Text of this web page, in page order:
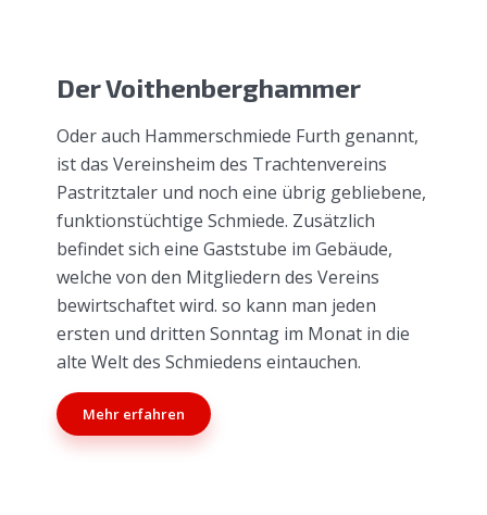
Der Voithenberghammer
Oder auch Hammerschmiede Furth genannt,
ist das Vereinsheim des Trachtenvereins
Pastritztaler und noch eine übrig gebliebene,
funktionstüchtige Schmiede. Zusätzlich
befindet sich eine Gaststube im Gebäude,
welche von den Mitgliedern des Vereins
bewirtschaftet wird. so kann man jeden
ersten und dritten Sonntag im Monat in die
alte Welt des Schmiedens eintauchen.
Mehr erfahren